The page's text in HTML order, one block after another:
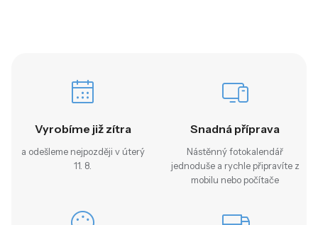
Vyrobíme již zítra
a odešleme nejpozději v úterý
11. 8.
Snadná příprava
Nástěnný fotokalendář
jednoduše a rychle připravíte z
mobilu nebo počítače